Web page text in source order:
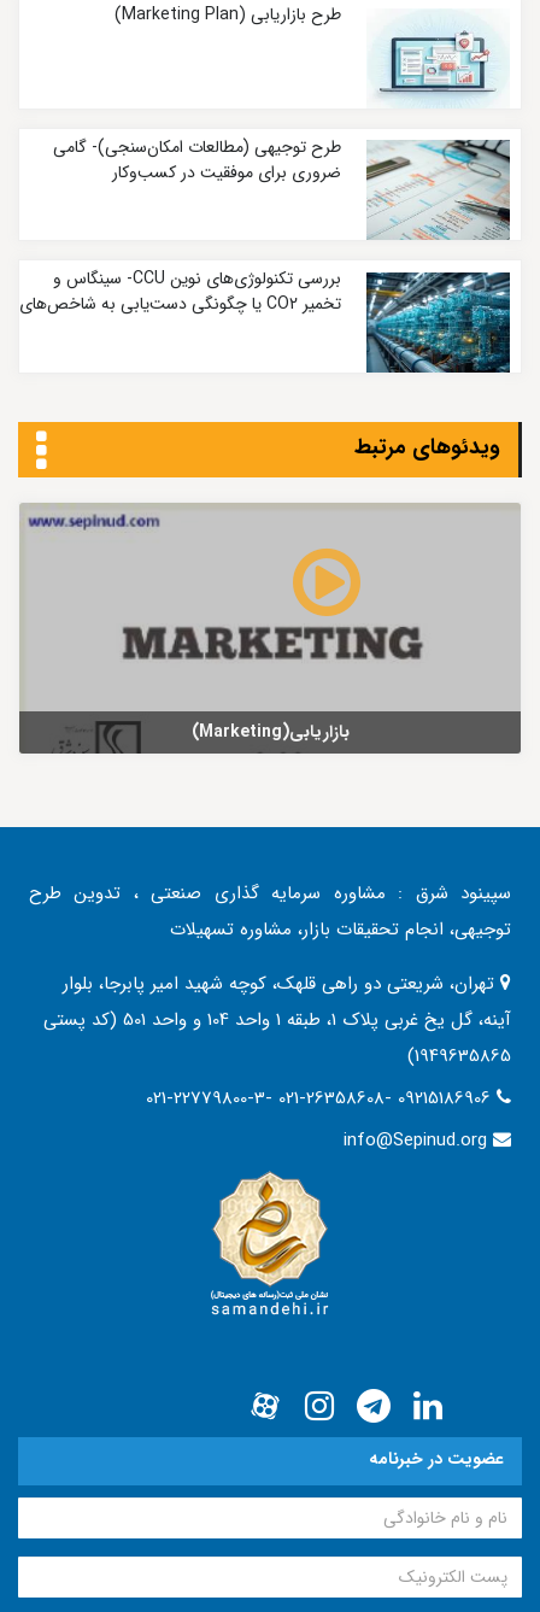
طرح بازاریابی (Marketing Plan)
طرح توجیهی (مطالعات امکان‌سنجی)- گامی
ضروری برای موفقیت در کسب‌وکار
بررسی تکنولوژی‌های نوین CCU- سینگاس و
تخمیر CO2 یا چگونگی دست‌یابی به شاخص‌های
ویدئوهای مرتبط
بازاریابی(Marketing)
سپینود شرق : مشاوره سرمایه گذاری صنعتی ، تدوین طرح
توجیهی، انجام تحقیقات بازار، مشاوره تسهیلات
تهران، شریعتی دو راهی قلهک، کوچه شهید امیر پابرجا، بلوار
آینه، گل یخ غربی پلاک 1، طبقه 1 واحد 104 و واحد 501 (کد پستی
1949635865)
021-22779800-3- 021-26358608- 09215186906
info@Sepinud.org
عضویت در خبرنامه